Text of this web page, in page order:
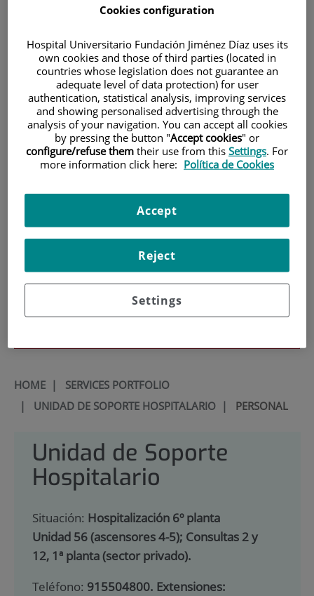
Research
Teaching
Teléfono de atención al usuario
HOME| SERVICES PORTFOLIO
| UNIDAD DE SOPORTE HOSPITALARIO| PERSONAL
Unidad de Soporte
Hospitalario
Situación: Hospitalización 6º planta
Unidad 56 (ascensores 4-5); Consultas 2 y
12, 1ª planta (sector privado).
Teléfono: 915504800. Extensiones:
Cookies configuration
Hospital Universitario Fundación Jiménez Díaz uses its
own cookies and those of third parties (located in
countries whose legislation does not guarantee an
adequate level of data protection) for user
authentication, statistical analysis, improving services
and showing personalised advertising through the
analysis of your navigation. You can accept all cookies
by pressing the button "Accept cookies" or
configure/refuse them their use from this Settings. For
more information click here: Política de Cookies
Settings
Reject
Accept